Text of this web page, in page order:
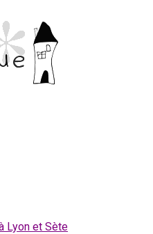
Lyon et Sète